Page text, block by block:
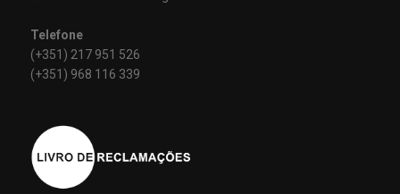
Telefone
(+351) 217 951 526
(+351) 968 116 339